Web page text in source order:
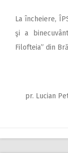
La încheiere,
şi a
Filofteia” din
pr. Lucian